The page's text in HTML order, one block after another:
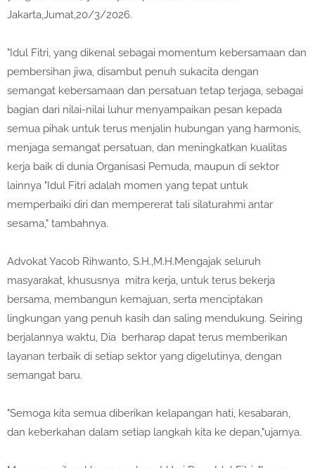
Jakarta,Jumat,20/3/2026.
"Idul Fitri, yang dikenal sebagai momentum kebersamaan dan
pembersihan jiwa, disambut penuh sukacita dengan
semangat kebersamaan dan persatuan tetap terjaga, sebagai
bagian dari nilai-nilai luhur menyampaikan pesan kepada
semua pihak untuk terus menjalin hubungan yang harmonis,
menjaga semangat persatuan, dan meningkatkan kualitas
kerja baik di dunia Organisasi Pemuda, maupun di sektor
lainnya "Idul Fitri adalah momen yang tepat untuk
memperbaiki diri dan mempererat tali silaturahmi antar
sesama," tambahnya.
Advokat Yacob Rihwanto, S.H.,M.H.Mengajak seluruh
masyarakat, khususnya mitra kerja, untuk terus bekerja
bersama, membangun kemajuan, serta menciptakan
lingkungan yang penuh kasih dan saling mendukung. Seiring
berjalannya waktu, Dia berharap dapat terus memberikan
layanan terbaik di setiap sektor yang digelutinya, dengan
semangat baru.
"Semoga kita semua diberikan kelapangan hati, kesabaran,
dan keberkahan dalam setiap langkah kita ke depan,"ujarnya.